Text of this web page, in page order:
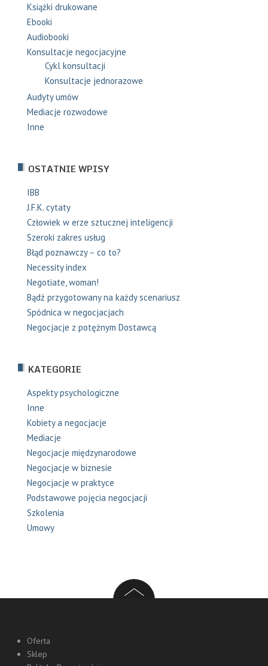
Książki drukowane
Ebooki
Audiobooki
Konsultacje negocjacyjne
Cykl konsultacji
Konsultacje jednorazowe
Audyty umów
Mediacje rozwodowe
Inne
OSTATNIE WPISY
IBB
J.F.K. cytaty
Człowiek w erze sztucznej inteligencji
Szeroki zakres usług
Błąd poznawczy – co to?
Necessity index
Negotiate, woman!
Bądź przygotowany na każdy scenariusz
Spódnica w negocjacjach
Negocjacje z potężnym Dostawcą
KATEGORIE
Aspekty psychologiczne
Inne
Kobiety a negocjacje
Mediacje
Negocjacje międzynarodowe
Negocjacje w biznesie
Negocjacje w praktyce
Podstawowe pojęcia negocjacji
Szkolenia
Umowy
Oferta
Sklep